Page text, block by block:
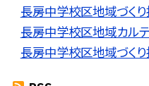
長房中学校区地域づく
長房中学校区地域カルテ
長房中学校区地域づく